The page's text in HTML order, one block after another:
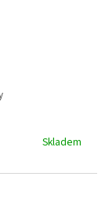
Skladem